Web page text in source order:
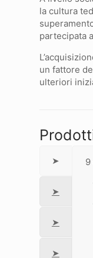
la cultura
partecipata
un fattore
ulteriori
➤
➤
➤
➤
9